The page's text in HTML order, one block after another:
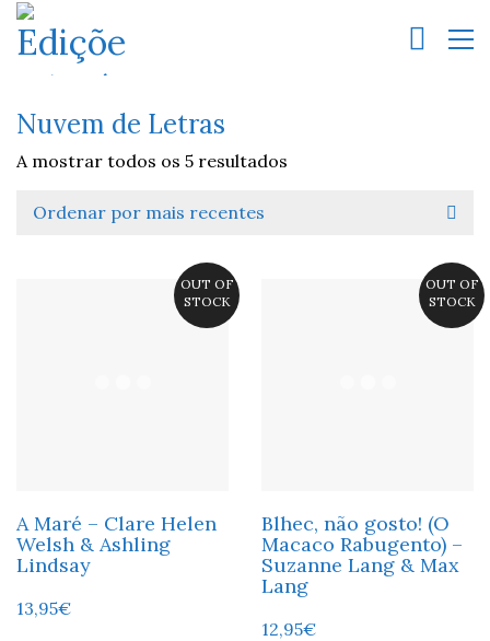
Nuvem de Letras
A mostrar todos os 5 resultados
Ordenar por mais recentes
OUT OF
STOCK
A Maré – Clare Helen
Welsh & Ashling
Lindsay
13,95€
OUT OF
STOCK
Blhec, não gosto! (O
Macaco Rabugento) –
Suzanne Lang & Max
Lang
12,95€